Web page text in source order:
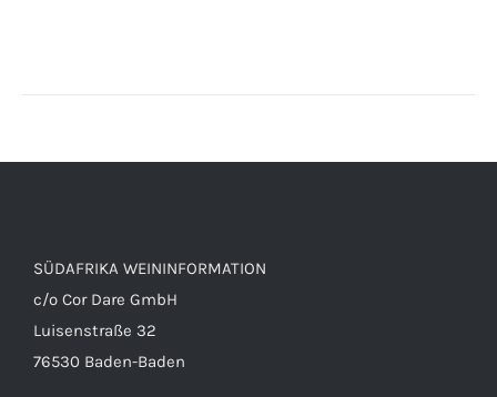
SÜDAFRIKA WEININFORMATION
c/o Cor Dare GmbH
Luisenstraße 32
76530 Baden-Baden